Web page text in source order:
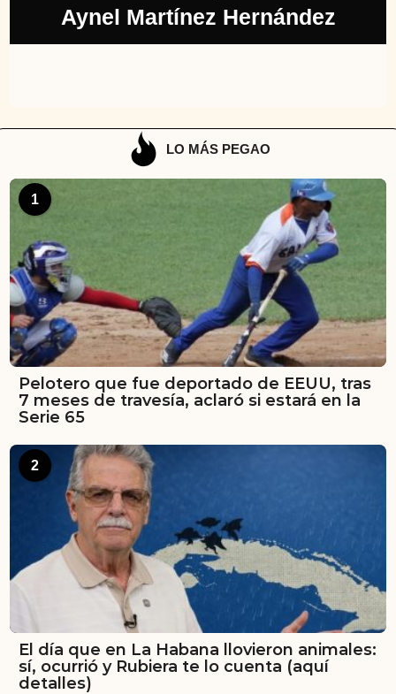
Aynel Martínez Hernández
LO MÁS PEGAO
1
Pelotero que fue deportado de EEUU, tras
7 meses de travesía, aclaró si estará en la
Serie 65
2
El día que en La Habana llovieron animales:
sí, ocurrió y Rubiera te lo cuenta (aquí
detalles)